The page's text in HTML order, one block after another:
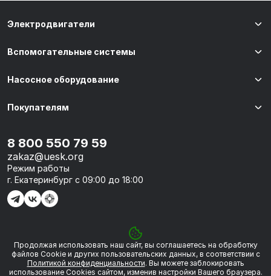
© 2026 «УЭСК-ТЕХНОЛОГИИ»
Электродвигатели
Вспомогательные системы
Насосное оборудование
Покупателям
8 800 550 79 59
zakaz@uesk.org
Режим работы
г. Екатеринбург с 09:00 до 18:00
Продолжая использовать наш сайт, вы соглашаетесь на обработку
файлов Сookie и других пользовательских данных, в соответствии с
Политикой конфиденциальности. Вы можете заблокировать
использование Cookies сайтом, изменив настройки Вашего браузера.